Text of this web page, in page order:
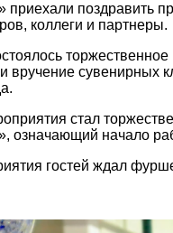
поздравить
коллеги и партнеры.
вручение сувенирных
стал
означающий начало
гостей ждал